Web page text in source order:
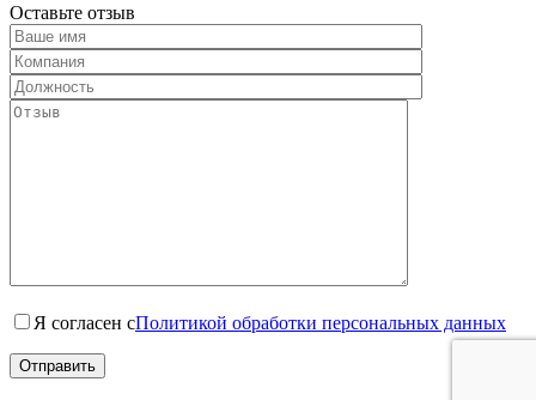
Оставьте отзыв
Я согласен сПолитикой обработки персональных данных